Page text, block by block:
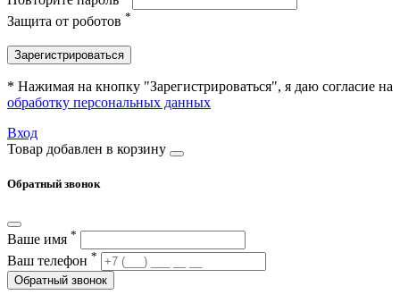
Защита от роботов *
Зарегистрироваться
* Нажимая на кнопку "Зарегистрироваться", я даю согласие на
обработку персональных данных
Вход
Товар добавлен в корзину
Обратный звонок
Ваше имя *
Ваш телефон *
Обратный звонок